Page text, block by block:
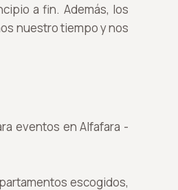
a fin. Además, los
nuestro tiempo y nos
escogidos,